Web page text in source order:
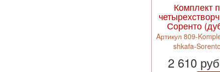
Комплект
Соренто
Aртикул 809-
shkafa-
2 610